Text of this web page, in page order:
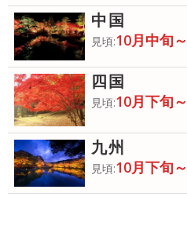
中国
見頃:10月中旬
四国
見頃:10月下旬
九州
見頃:10月下旬